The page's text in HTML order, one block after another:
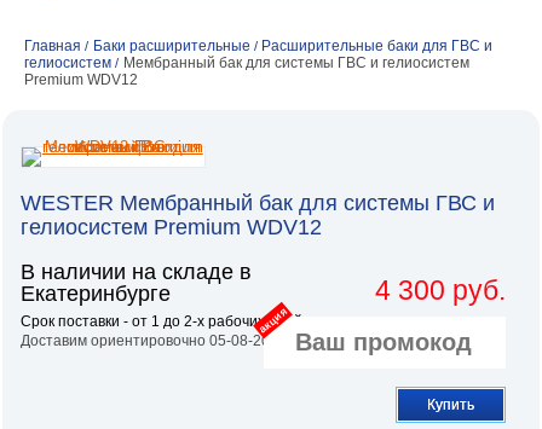
Главная / Баки расширительные / Расширительные баки для ГВС и
гелиосистем / Мембранный бак для системы ГВС и гелиосистем
Premium WDV12
WESTER Мембранный бак для системы ГВС и
гелиосистем Premium WDV12
В наличии на складе в
Екатеринбурге
Срок поставки - от 1 до 2-х рабочих дней.
Доставим ориентировочно 05-08-2026
4 300 руб.
акция
Купить